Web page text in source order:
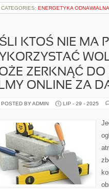
CATEGORIES: ENERGETYKA ODNAWIALNA
KTOŚ NIE MA
ZERKNĄĆ DO
ONLINE ZA
POSTED BY ADMIN LIP - 29 - 2025